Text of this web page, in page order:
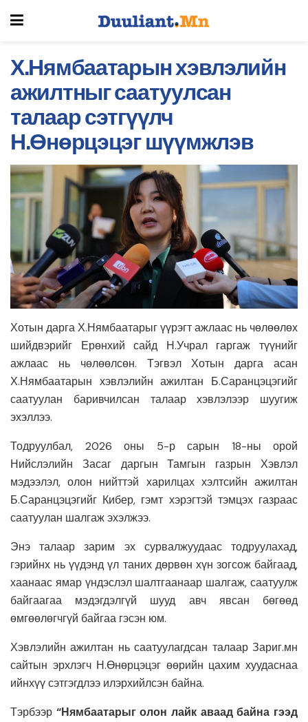
Х.Нямбаатарын хэвлэлийн
ажилтныг саатуулсан
талаар сэтгүүлч
Н.Өнөрцэцэг шүүмжлэв
Хотын дарга Х.Нямбаатарыг үүрэгт ажлаас нь чөлөөлөх
шийдвэрийг Ерөнхий сайд Н.Учрал гаргаж түүнийг
ажлаас нь чөлөөлсөн. Тэгвэл Хотын дарга асан
Х.Нямбаатарын хэвлэлийн ажилтан Б.Саранцэцэгийг
саатуулан баривчилсан талаар хэвлэлээр шуугиж
эхэллээ.
Тодруулбал, 2026 оны 5-р сарын 18-ны орой
Нийслэлийн Засаг даргын Тамгын газрын Хэвлэл
мэдээлэл, олон нийттэй харилцах хэлтсийн ажилтан
Б.Саранцэцэгийг Кибер, гэмт хэрэгтэй тэмцэх газраас
саатуулан шалгаж эхэлжээ.
Энэ талаар зарим эх сурвалжуудаас тодруулахад,
гэрийнх нь үүдэнд үл таних дөрвөн хүн зогсож байгаад,
хаанаас ямар үндэслэл шалтгаанаар шалгаж, саатуулж
байгаагаа мэдэгдэлгүй шууд авч явсан бөгөөд
өмгөөлөгчгүй байгаа гэсэн юм.
Хэвлэлийн ажилтан нь саатуулагдсан талаар Зариг.мн
сайтын эрхлэгч Н.Өнөрцэцэг өөрийн цахим хуудаснаа
ийнхүү сэтгэгдлээ илэрхийлсэн байна.
Тэрбээр “Нямбаатарыг олон лайк аваад байна гээд